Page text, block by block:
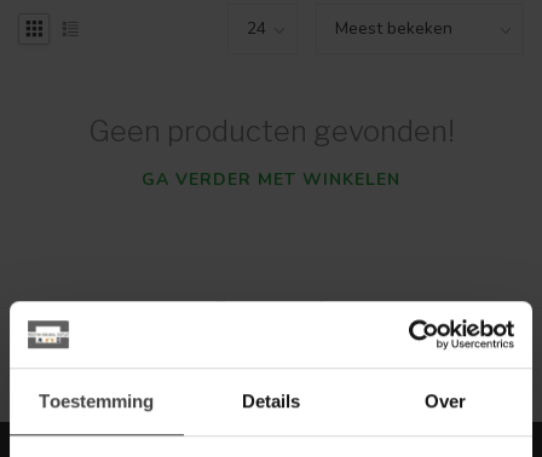
Toestemming Details Over
Geen producten gevonden!
GA VERDER MET WINKELEN
Toon1-0van 0